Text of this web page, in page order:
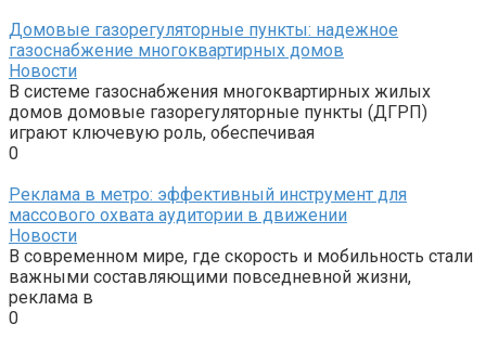
Домовые газорегуляторные пункты: надежное
газоснабжение многоквартирных домов
Новости
В системе газоснабжения многоквартирных жилых
домов домовые газорегуляторные пункты (ДГРП)
играют ключевую роль, обеспечивая
0
Реклама в метро: эффективный инструмент для
массового охвата аудитории в движении
Новости
В современном мире, где скорость и мобильность стали
важными составляющими повседневной жизни,
реклама в
0